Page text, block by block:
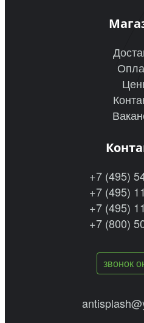
+7 (495)
+7 (495)
+7 (495)
+7 (800)
звонок